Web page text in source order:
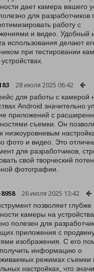
дает камера вашего
для разработчиков
работу с
и видео. Удобный
использования делают
при тестировании
28 июля 2025 06:42
для работы с камерой
Android значительно
приложений с
съемки. Он
низкоуровневым
фото и видео. Это
для разработчиков,
свой творческий
фотографии.
26 июля 2025 13:42
позволяет глубже
камеры на
полезен для
приложения с
изображения. С его
информацию о
режимах съемки
настройках, что